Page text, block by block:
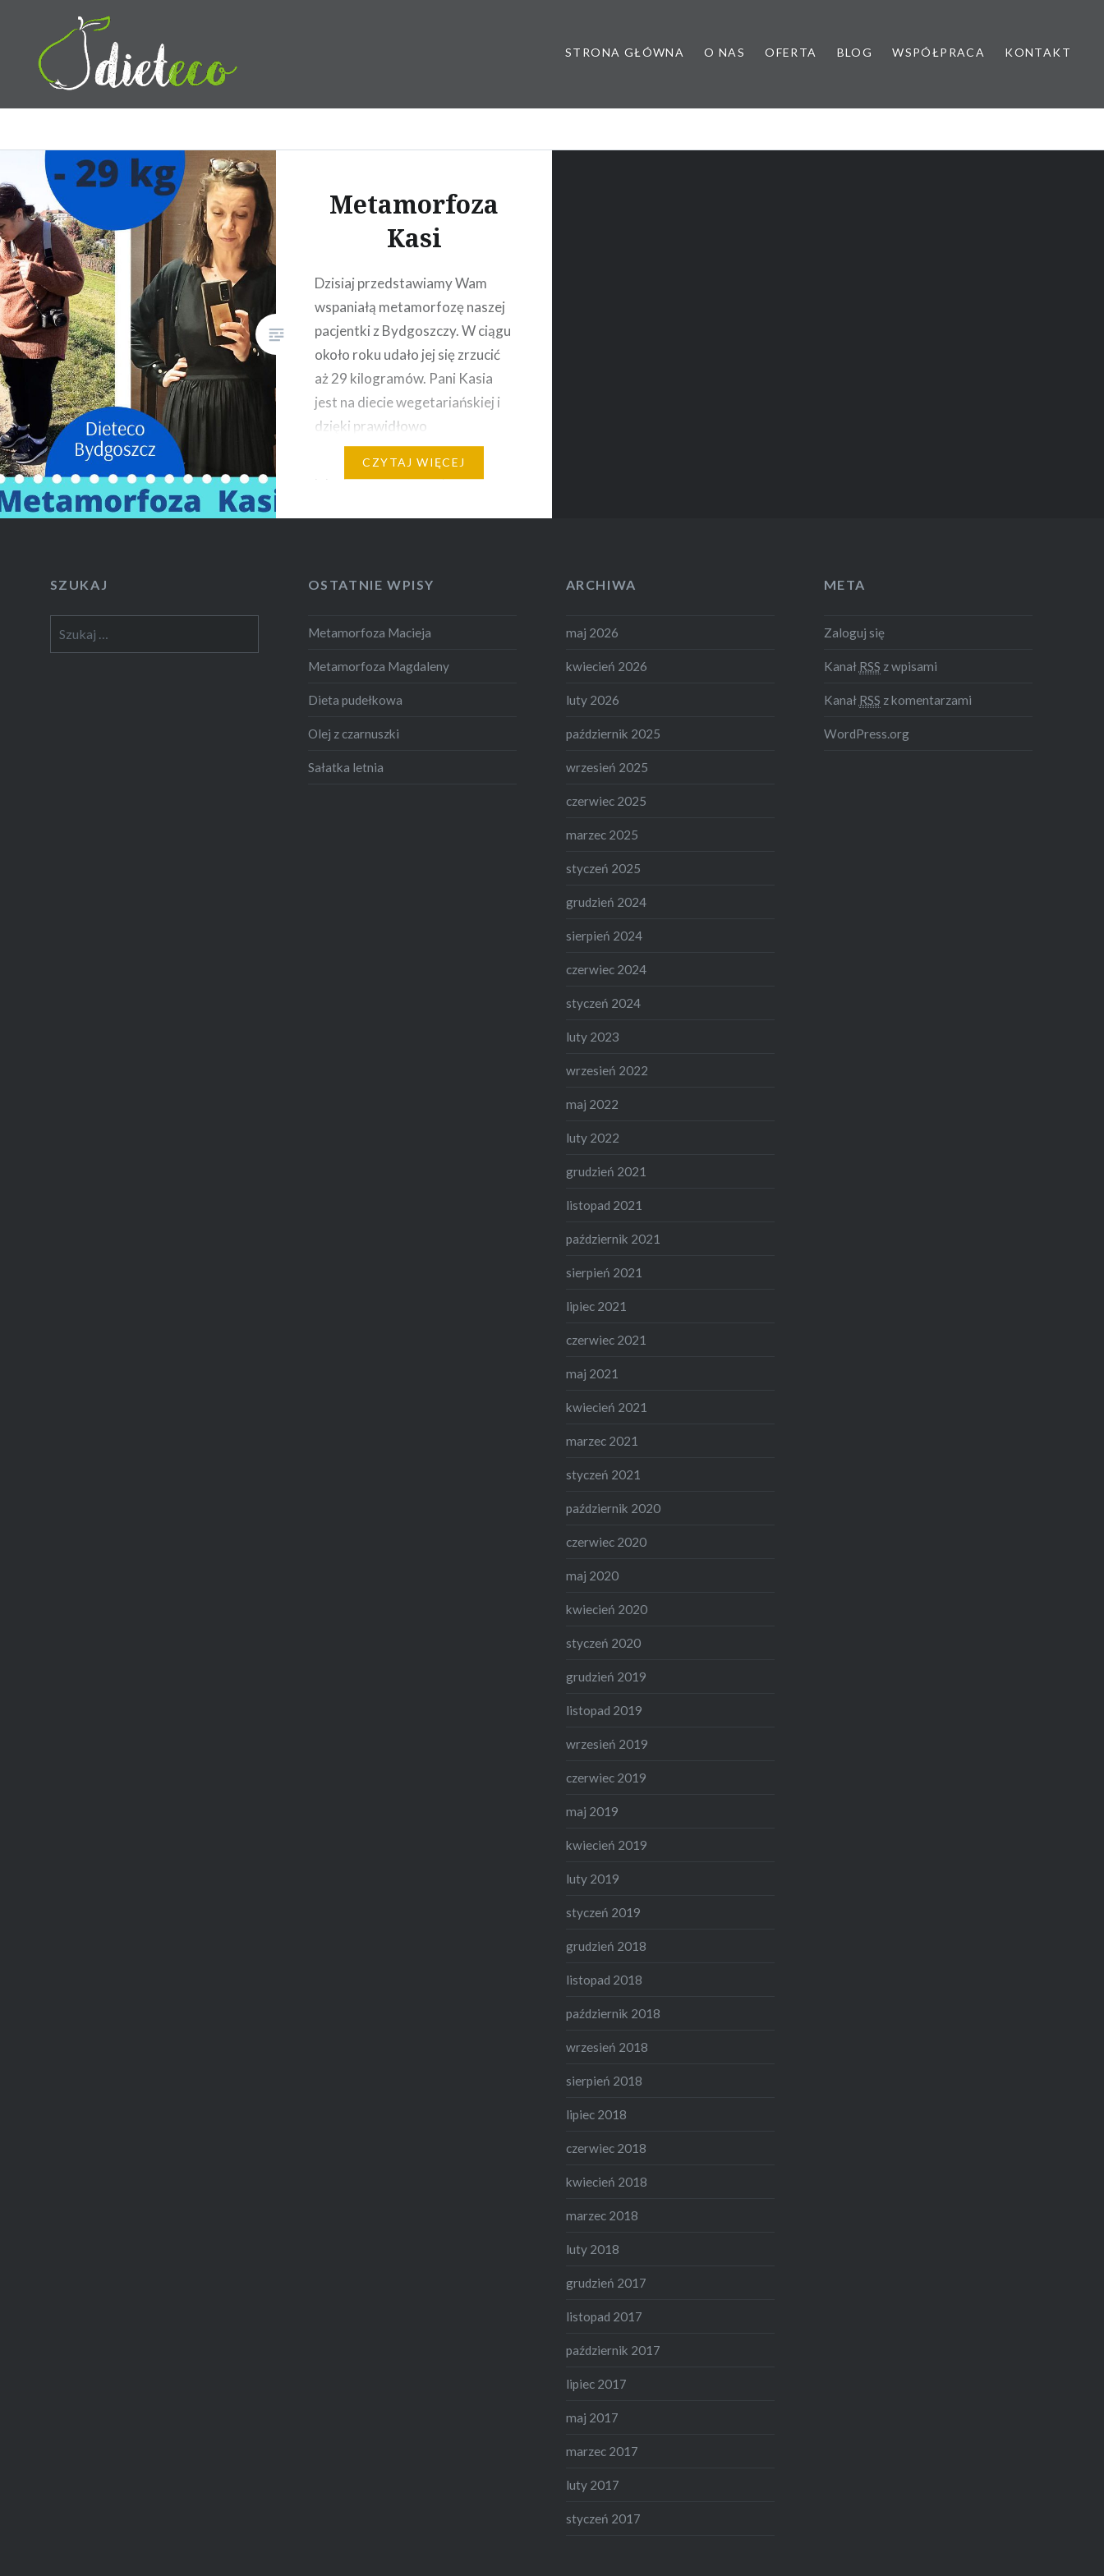
Dietetyk Bydgoszcz Toruń, poradnia dietetyczna, dietetyk dziecięcy
STRONA GŁÓWNA O NAS OFERTA BLOG WSPÓŁPRACA KONTAKT
Metamorfoza
Kasi
Dzisiaj przedstawiamy Wam
wspaniałą metamorfozę naszej
pacjentki z Bydgoszczy. W ciągu
około roku udało jej się zrzucić
aż 29 kilogramów. Pani Kasia
jest na diecie wegetariańskiej i
dzięki prawidłowo
skomponowanemu menu udało
jej się zachować masę
spadku wagi, mięśnie spadły
dużo się…
CZYTAJ WIĘCEJ
SZUKAJ OSTATNIE WPISY
Metamorfoza Macieja
Metamorfoza Magdaleny
Dieta pudełkowa
Olej z czarnuszki
Sałatka letnia
ARCHIWA
maj 2026
kwiecień 2026
luty 2026
październik 2025
wrzesień 2025
czerwiec 2025
marzec 2025
styczeń 2025
grudzień 2024
sierpień 2024
czerwiec 2024
styczeń 2024
luty 2023
wrzesień 2022
maj 2022
luty 2022
grudzień 2021
listopad 2021
październik 2021
sierpień 2021
lipiec 2021
czerwiec 2021
maj 2021
kwiecień 2021
marzec 2021
styczeń 2021
październik 2020
czerwiec 2020
maj 2020
kwiecień 2020
styczeń 2020
grudzień 2019
listopad 2019
wrzesień 2019
czerwiec 2019
maj 2019
kwiecień 2019
luty 2019
styczeń 2019
grudzień 2018
listopad 2018
październik 2018
wrzesień 2018
sierpień 2018
lipiec 2018
czerwiec 2018
kwiecień 2018
marzec 2018
luty 2018
grudzień 2017
listopad 2017
październik 2017
lipiec 2017
maj 2017
marzec 2017
luty 2017
styczeń 2017
META
Zaloguj się
Kanał RSS z wpisami
Kanał RSS z komentarzami
WordPress.org